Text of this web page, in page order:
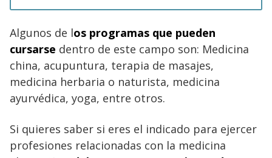
Algunos de los programas que pueden
cursarse dentro de este campo son: Medicina
china, acupuntura, terapia de masajes,
medicina herbaria o naturista, medicina
ayurvédica, yoga, entre otros.
Si quieres saber si eres el indicado para ejercer
profesiones relacionadas con la medicina